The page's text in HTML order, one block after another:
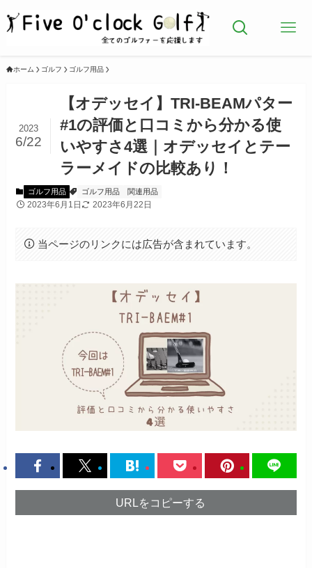
ホーム ゴルフ ゴルフ用品
【オデッセイ】TRI-BEAMパター
#1の評価と口コミから分かる使
いやすさ4選｜オデッセイとテー
ラーメイドの比較あり！
2023
6/22
ゴルフ用品 ゴルフ用品 関連用品
2023年6月1日 2023年6月22日
当ページのリンクには広告が含まれています。
URLをコピーする